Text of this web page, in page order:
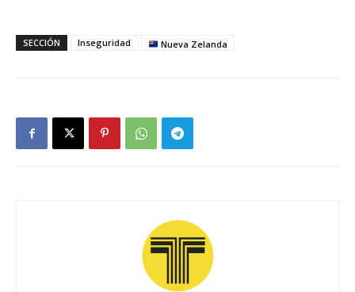
SECCIÓN Inseguridad Nueva Zelanda